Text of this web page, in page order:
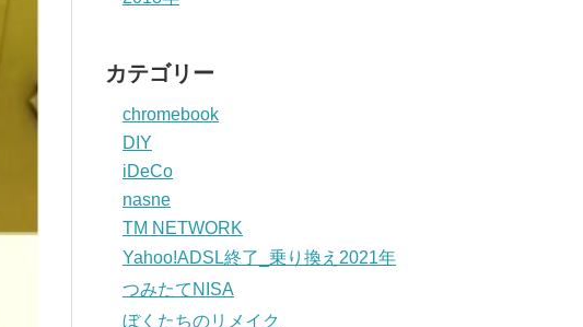
カテゴリー
chromebook
DIY
iDeCo
nasne
TM NETWORK
Yahoo!ADSL終了_乗り換え2021年
つみたてNISA
ぼくたちのリメイク